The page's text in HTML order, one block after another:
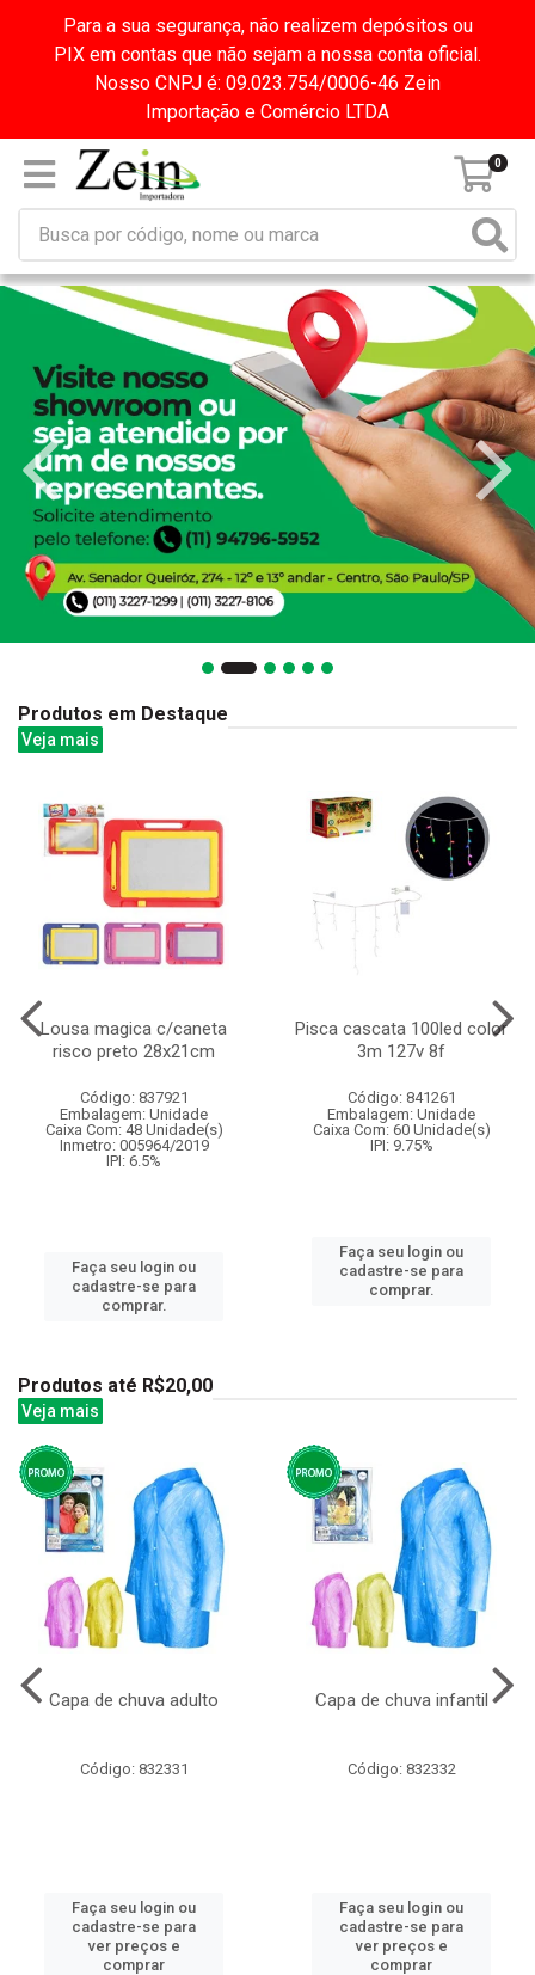
Para a sua segurança, não realizem depósitos ou
PIX em contas que não sejam a nossa conta oficial.
Nosso CNPJ é: 09.023.754/0006-46 Zein
Importação e Comércio LTDA
0
Produtos em Destaque
Veja mais
Lousa magica c/caneta
risco preto 28x21cm
Código: 837921
Embalagem: Unidade
Caixa Com: 48 Unidade(s)
Inmetro: 005964/2019
IPI: 6.5%
Faça seu login ou
cadastre-se para
comprar.
Pisca cascata 100led color
3m 127v 8f
Código: 841261
Embalagem: Unidade
Caixa Com: 60 Unidade(s)
IPI: 9.75%
Faça seu login ou
cadastre-se para
comprar.
Produtos até R$20,00
Veja mais
Capa de chuva adulto
Código: 832331
Faça seu login ou
cadastre-se para
ver preços e
comprar
Capa de chuva infantil
Código: 832332
Faça seu login ou
cadastre-se para
ver preços e
comprar